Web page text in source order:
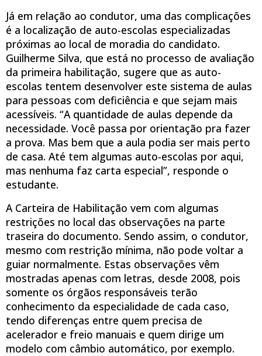
Já em relação ao condutor, uma das complicações
é a localização de auto-escolas especializadas
próximas ao local de moradia do candidato.
Guilherme Silva, que está no processo de avaliação
da primeira habilitação, sugere que as auto-
escolas tentem desenvolver este sistema de aulas
para pessoas com deficiência e que sejam mais
acessíveis. “A quantidade de aulas depende da
necessidade. Você passa por orientação pra fazer
a prova. Mas bem que a aula podia ser mais perto
de casa. Até tem algumas auto-escolas por aqui,
mas nenhuma faz carta especial”, responde o
estudante.
A Carteira de Habilitação vem com algumas
restrições no local das observações na parte
traseira do documento. Sendo assim, o condutor,
mesmo com restrição mínima, não pode voltar a
guiar normalmente. Estas observações vêm
mostradas apenas com letras, desde 2008, pois
somente os órgãos responsáveis terão
conhecimento da especialidade de cada caso,
tendo diferenças entre quem precisa de
acelerador e freio manuais e quem dirige um
modelo com câmbio automático, por exemplo.